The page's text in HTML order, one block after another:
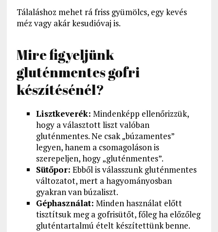
Tálaláshoz mehet rá friss gyümölcs, egy kevés
méz vagy akár kesudióvaj is.
Mire figyeljünk
gluténmentes gofri
készítésénél?
Lisztkeverék: Mindenképp ellenőrizzük,
hogy a választott liszt valóban
gluténmentes. Ne csak „búzamentes”
legyen, hanem a csomagoláson is
szerepeljen, hogy „gluténmentes”.
Sütőpor: Ebből is válasszunk gluténmentes
változatot, mert a hagyományosban
gyakran van búzaliszt.
Géphasználat: Minden használat előtt
tisztítsuk meg a gofrisütőt, főleg ha előzőleg
gluténtartalmú ételt készítettünk benne.